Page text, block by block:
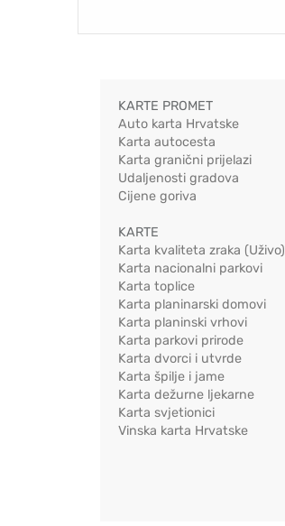
KARTE PROMET
Auto karta Hrvatske
Karta autocesta
Karta granični prijelazi
Udaljenosti gradova
Cijene goriva
KARTE
Karta kvaliteta zraka (Uživo)
Karta nacionalni parkovi
Karta toplice
Karta planinarski domovi
Karta planinski vrhovi
Karta parkovi prirode
Karta dvorci i utvrde
Karta špilje i jame
Karta dežurne ljekarne
Karta svjetionici
Vinska karta Hrvatske